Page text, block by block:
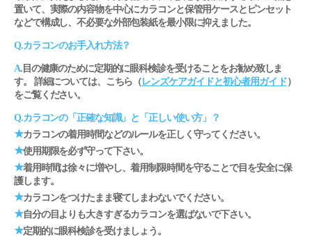
置いて、実際の内容物を中心にカラコンと保管用ケースとピンセット
などで構成し、不必要な外部包装紙を最小限に抑えました。
Q.カラコンのお手入れ方法？
A.目の健康のために定期的に眼科検診を受けることをお勧め致しま
す。 詳細については、こちら（レンズケアガイドと初心者用ガイド）
をご覧ください。
Q.カラコンの「正確な知識」と「正しい使い方」？
★カラコンの着用時間などのルールを正しく守ってください。
★使用期限を必ず守って下さい。
★着用時間は徐々に増やし、着用制限時間を守ることで目を安全に保
護します。
★カラコンをつけたまま寝てしまわないでください。
★自分の目よりも大きすぎるカラコンを選ばないで下さい。
★定期的に眼科検診を受けましょう。